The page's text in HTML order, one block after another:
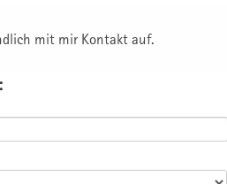
mit mir Kontakt auf.